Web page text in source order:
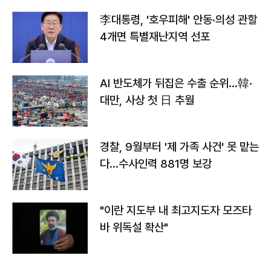
李대통령, '호우피해' 안동·의성 관할
4개면 특별재난지역 선포
AI 반도체가 뒤집은 수출 순위…韓·
대만, 사상 첫 日 추월
경찰, 9월부터 '제 가족 사건' 못 맡는
다…수사인력 881명 보강
"이란 지도부 내 최고지도자 모즈타
바 위독설 확산"